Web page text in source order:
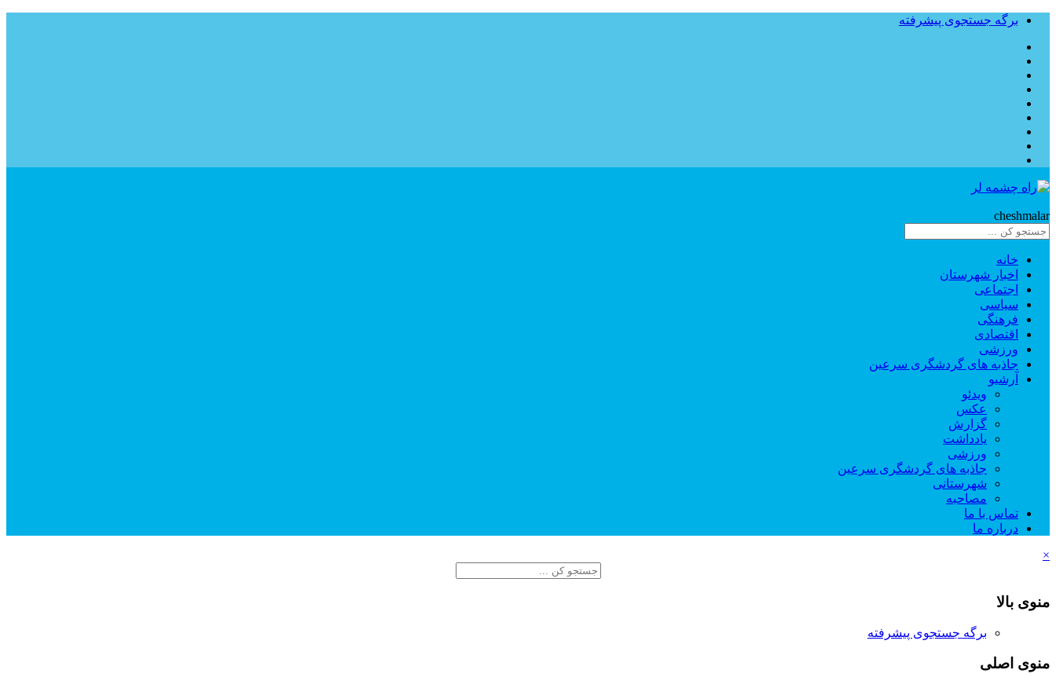
برگه جستجوی پیشرفته
cheshmalar
خانه
اخبار شهرستان
اجتماعی
سیاسی
فرهنگی
اقتصادی
ورزشی
جاذبه های گردشگری سرعین
آرشیو
ویدئو
عکس
گزارش
یادداشت
ورزشی
جاذبه های گردشگری سرعین
شهرستانی
مصاحبه
تماس با ما
درباره ما
×
منوی بالا
برگه جستجوی پیشرفته
منوی اصلی